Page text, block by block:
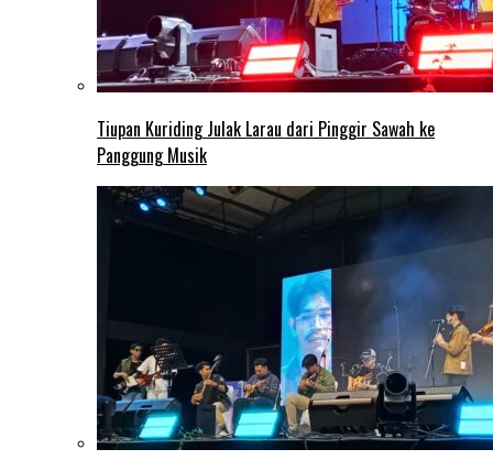
Tiupan Kuriding Julak Larau dari Pinggir Sawah ke
Panggung Musik